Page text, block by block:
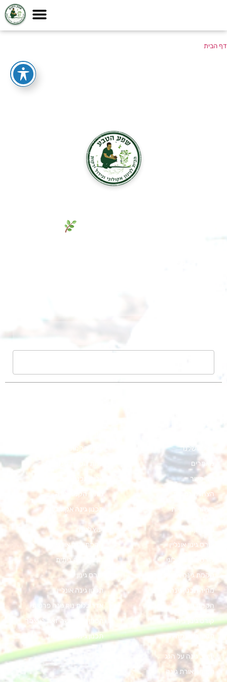
דף הבית
הבלוג שלנו
מאמרים
צור קשר
הצהרת נגישות
הצהרת פרטיות
עלות הקמת גינה בבית פרטי
עלות הקמת גינה
עלות תכנון גינה
מחיר הקמת גינה
תכנון גינה אקולוגית
קורס גינון אונליין
קורס גינון אקולוגי
הקמת גינה אקולוגית
מחיר תכנון גינה
הקמת גינה
קורס גינון ביתי
תכנון גינה מחיר
יעוץ לגינה
הקמת גינה אורגנית
הכנת גינה ביתית
קורס גינון
תכנון גינה אונליין
אדריכלות נוף גינה פרטית
תכנון גינה עשה זאת בעצמך
תכנון גינה במרפסת
עיצוב גינה על הגג
תכנון תאורת גינה